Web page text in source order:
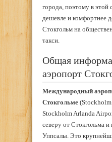
города, поэтому в этой
дешевле и комфортнее
Стокгольм на
такси.
Общая
аэропорт
Международный
Стокгольме
Stockholm Arlanda
северу от Стокгольма
Уппсалы. Это